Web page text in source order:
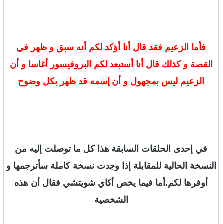
فأما الزعيم فقد قال أنا أؤكد لكم أنه سبق و ظهر في
القصة و كذلك قال أنا أستبعد لكم البروفيسور أغاسا و أن
الزعيم ليس بمجهول و أن إسمه قد ظهر بكل وضوح
في إحدى الحلقات السابقة هذا كل ما توصلت إليه من
النسخة الحالية للمقابلة إذا وجدت نسخة كاملة سأترجمها و
أوفرها لكم.أما فيما يخص أكاي شويتشي فقال أن هذه
الشخصية